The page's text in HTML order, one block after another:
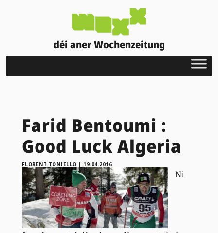
déi aner Wochenzeitung
Farid Bentoumi :
Good Luck Algeria
FLORENT TONIELLO | 19.04.2016
Ni